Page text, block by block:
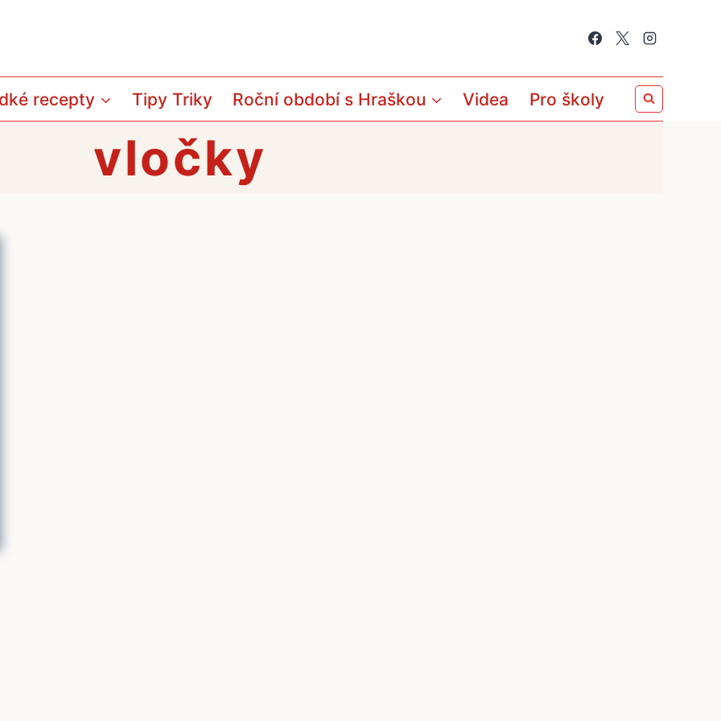
recepty Tipy Triky Roční období s Hraškou Videa Pro školy
vločky